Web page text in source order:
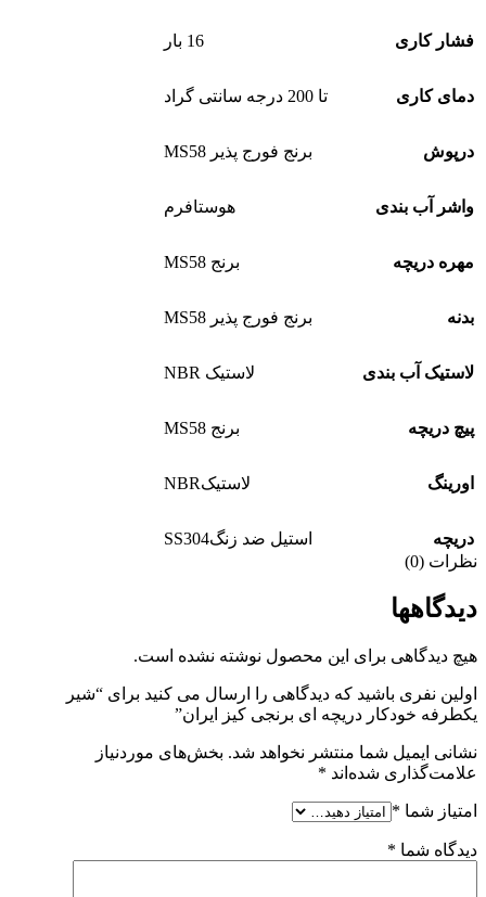
فشار کاری 16 بار
دمای کاری تا 200 درجه سانتی گراد
درپوش برنج فورج پذیر MS58
واشر آب بندی هوستافرم
مهره دریچه برنج MS58
بدنه برنج فورج پذیر MS58
لاستیک آب بندی لاستیک NBR
پیچ دریچه برنج MS58
اورینگ لاستیکNBR
دریچه
استیل ضد زنگSS304
نظرات (0)
دیدگاهها
هیچ دیدگاهی برای این محصول نوشته نشده است.
اولین نفری باشید که دیدگاهی را ارسال می کنید برای “شیر
یکطرفه خودکار دریچه ای برنجی کیز ایران”
نشانی ایمیل شما منتشر نخواهد شد. بخش‌های موردنیاز
علامت‌گذاری شده‌اند *
امتیاز شما *
دیدگاه شما *